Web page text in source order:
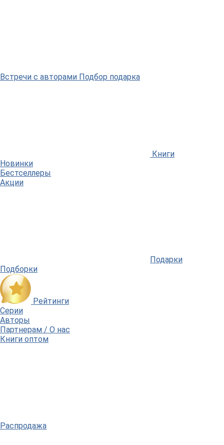
Встречи с авторами Подбор подарка
Книги
Новинки
Бестселлеры
Акции
Подарки
Подборки
Рейтинги
Серии
Авторы
Партнерам / О нас
Книги оптом
Распродажа